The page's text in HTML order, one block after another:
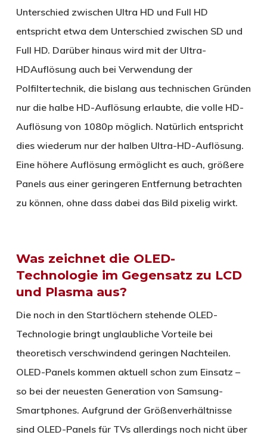
Unterschied zwischen Ultra HD und Full HD
entspricht etwa dem Unterschied zwischen SD und
Full HD. Darüber hinaus wird mit der Ultra-
HDAuflösung auch bei Verwendung der
Polfiltertechnik, die bislang aus technischen Gründen
nur die halbe HD-Auflösung erlaubte, die volle HD-
Auflösung von 1080p möglich. Natürlich entspricht
dies wiederum nur der halben Ultra-HD-Auflösung.
Eine höhere Auflösung ermöglicht es auch, größere
Panels aus einer geringeren Entfernung betrachten
zu können, ohne dass dabei das Bild pixelig wirkt.
Was zeichnet die OLED-
Technologie im Gegensatz zu LCD
und Plasma aus?
Die noch in den Startlöchern stehende OLED-
Technologie bringt unglaubliche Vorteile bei
theoretisch verschwindend geringen Nachteilen.
OLED-Panels kommen aktuell schon zum Einsatz –
so bei der neuesten Generation von Samsung-
Smartphones. Aufgrund der Größenverhältnisse
sind OLED-Panels für TVs allerdings noch nicht über